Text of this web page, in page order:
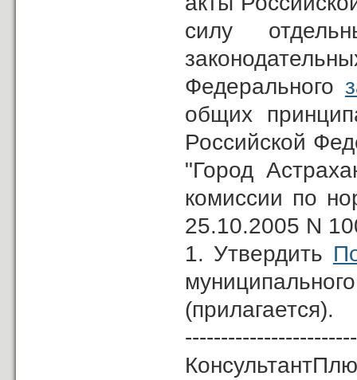
силу
Федерального
общих
Российской
"Город
комиссии по
25.10.2005 N
1. Утвердить
(прилагается).